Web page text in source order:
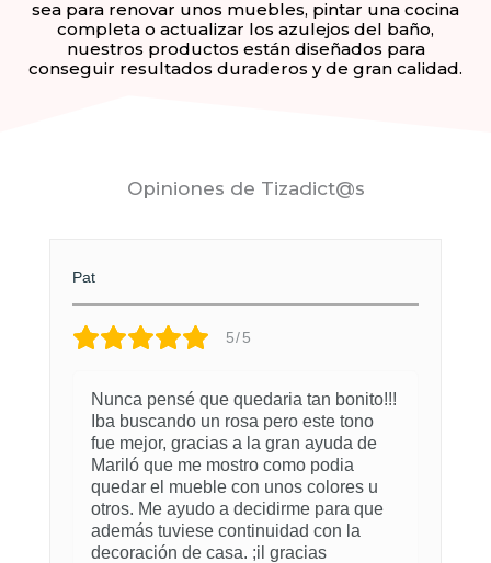
sea para renovar unos muebles, pintar una cocina
completa o actualizar los azulejos del baño,
nuestros productos están diseñados para
conseguir resultados duraderos y de gran calidad.
Opiniones de Tizadict@s
Pat
5/5
Nunca pensé que quedaria tan bonito!!!
Iba buscando un rosa pero este tono
fue mejor, gracias a la gran ayuda de
Mariló que me mostro como podia
quedar el mueble con unos colores u
otros. Me ayudo a decidirme para que
además tuviese continuidad con la
decoración de casa. ;il gracias